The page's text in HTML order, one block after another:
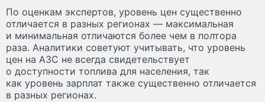
По оценкам экспертов, уровень цен существенно
отличается в разных регионах — максимальная
и минимальная отличаются более чем в полтора
раза. Аналитики советуют учитывать, что уровень
цен на АЗС не всегда свидетельствует
о доступности топлива для населения, так
как уровень зарплат также существенно отличается
в разных регионах.